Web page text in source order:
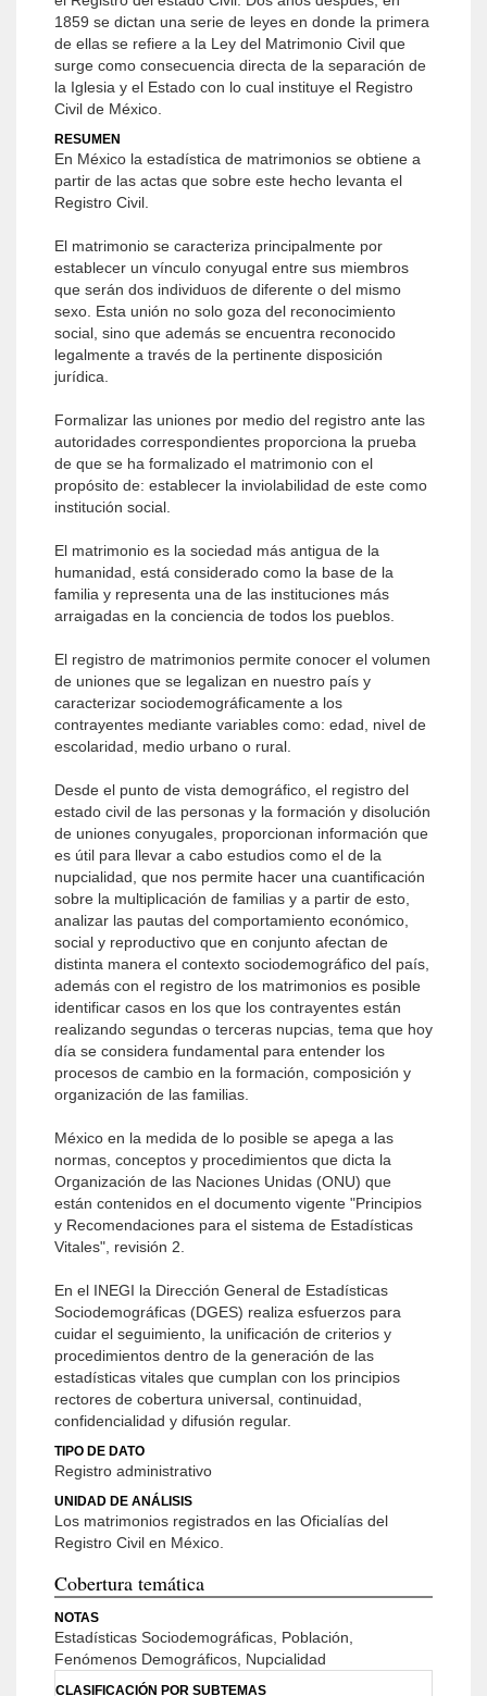
1859 se dictan una serie de leyes en donde la primera
de ellas se refiere a la Ley del Matrimonio Civil que
surge como consecuencia directa de la separación de
la Iglesia y el Estado con lo cual instituye el Registro
Civil de México.
RESUMEN
En México la estadística de matrimonios se obtiene a
partir de las actas que sobre este hecho levanta el
Registro Civil.
El matrimonio se caracteriza principalmente por
establecer un vínculo conyugal entre sus miembros
que serán dos individuos de diferente o del mismo
sexo. Esta unión no solo goza del reconocimiento
social, sino que además se encuentra reconocido
legalmente a través de la pertinente disposición
jurídica.
Formalizar las uniones por medio del registro ante las
autoridades correspondientes proporciona la prueba
de que se ha formalizado el matrimonio con el
propósito de: establecer la inviolabilidad de este como
institución social.
El matrimonio es la sociedad más antigua de la
humanidad, está considerado como la base de la
familia y representa una de las instituciones más
arraigadas en la conciencia de todos los pueblos.
El registro de matrimonios permite conocer el volumen
de uniones que se legalizan en nuestro país y
caracterizar sociodemográficamente a los
contrayentes mediante variables como: edad, nivel de
escolaridad, medio urbano o rural.
Desde el punto de vista demográfico, el registro del
estado civil de las personas y la formación y disolución
de uniones conyugales, proporcionan información que
es útil para llevar a cabo estudios como el de la
nupcialidad, que nos permite hacer una cuantificación
sobre la multiplicación de familias y a partir de esto,
analizar las pautas del comportamiento económico,
social y reproductivo que en conjunto afectan de
distinta manera el contexto sociodemográfico del país,
además con el registro de los matrimonios es posible
identificar casos en los que los contrayentes están
realizando segundas o terceras nupcias, tema que hoy
día se considera fundamental para entender los
procesos de cambio en la formación, composición y
organización de las familias.
México en la medida de lo posible se apega a las
normas, conceptos y procedimientos que dicta la
Organización de las Naciones Unidas (ONU) que
están contenidos en el documento vigente "Principios
y Recomendaciones para el sistema de Estadísticas
Vitales", revisión 2.
En el INEGI la Dirección General de Estadísticas
Sociodemográficas (DGES) realiza esfuerzos para
cuidar el seguimiento, la unificación de criterios y
procedimientos dentro de la generación de las
estadísticas vitales que cumplan con los principios
rectores de cobertura universal, continuidad,
confidencialidad y difusión regular.
TIPO DE DATO
Registro administrativo
UNIDAD DE ANÁLISIS
Los matrimonios registrados en las Oficialías del
Registro Civil en México.
Cobertura temática
NOTAS
Estadísticas Sociodemográficas, Población,
Fenómenos Demográficos, Nupcialidad
CLASIFICACIÓN POR SUBTEMAS